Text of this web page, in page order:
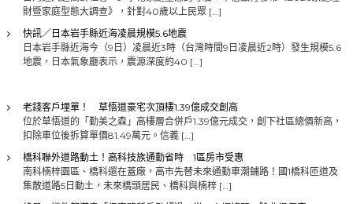
財暨家庭型態大調查》，針對40歲以上民眾 […]
快訊／日本岩手縣近海凌晨規模5.6地震
日本岩手縣近海今（9日）凌晨近3時（台灣時間9日凌晨近2時）發生規模5.6
地震，日本氣象廳表示，震源深度約40 […]
老錢客戶埋單！ 草悟道豪宅次頂樓1.39億成交創高
位於草悟道的「勤美之森」高樓層合併戶1.39億元成交，創下社區總價新高，
扣除車位後拆算單價81.49萬元。信義 […]
橋科聯外道路動土！高科技族通勤省時 1區房市受惠
南科楠梓園區、橋科還在蓋廠，高市先替未來通勤車潮鋪路！國1橋科匝道及
集散道路5日動土，未來橋頭居民、橋科與楠梓 […]